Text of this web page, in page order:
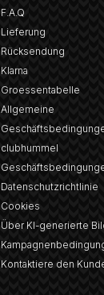
F.A.Q
Lieferung
Rücksendung
Klarna
Groessentabelle
Allgemeine
clubhummel
Datenschutzrichtlinie
Cookies
Über KI-generierte
Kontaktiere den